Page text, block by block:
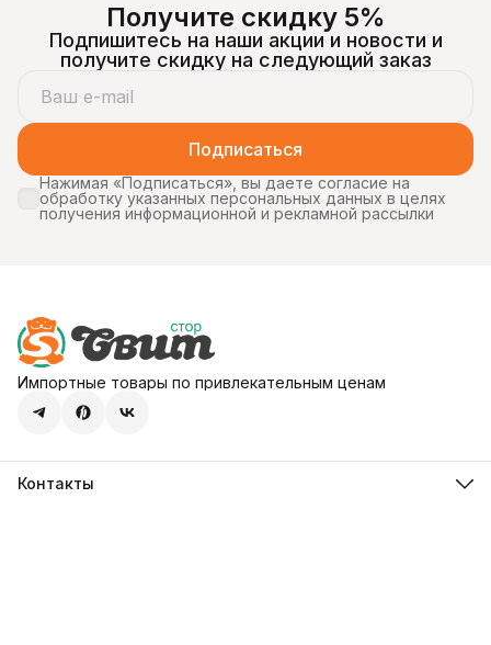
Получите скидку 5%
Подпишитесь на наши акции и новости и
получите скидку на следующий заказ
Подписаться
Нажимая «Подписаться», вы даете согласие на
обработку указанных персональных данных в целях
получения информационной и рекламной рассылки
Импортные товары по привлекательным ценам
Контакты